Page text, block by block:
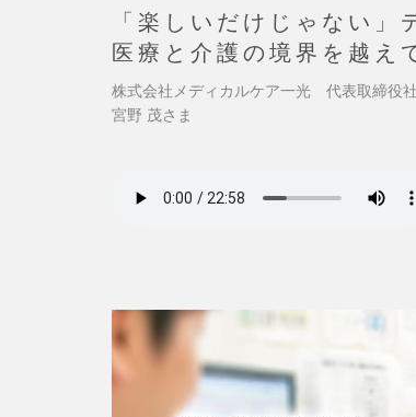
「楽しいだけじゃない」
医療と介護の境界を越え
株式会社メディカルケア一光 代表取締役
宮野 茂さま